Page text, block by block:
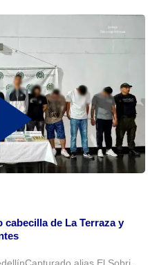
cabecilla de La Terraza y